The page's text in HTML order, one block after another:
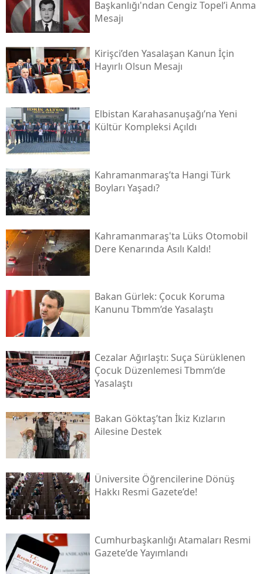
Başkanlığı'ndan Cengiz Topel’i Anma
Mesajı
Kirişci’den Yasalaşan Kanun İçin
Hayırlı Olsun Mesajı
Elbistan Karahasanuşağı’na Yeni
Kültür Kompleksi Açıldı
Kahramanmaraş’ta Hangi Türk
Boyları Yaşadı?
Kahramanmaraş'ta Lüks Otomobil
Dere Kenarında Asılı Kaldı!
Bakan Gürlek: Çocuk Koruma
Kanunu Tbmm’de Yasalaştı
Cezalar Ağırlaştı: Suça Sürüklenen
Çocuk Düzenlemesi Tbmm’de
Yasalaştı
Bakan Göktaş’tan İkiz Kızların
Ailesine Destek
Üniversite Öğrencilerine Dönüş
Hakkı Resmi Gazete’de!
Cumhurbaşkanlığı Atamaları Resmi
Gazete’de Yayımlandı